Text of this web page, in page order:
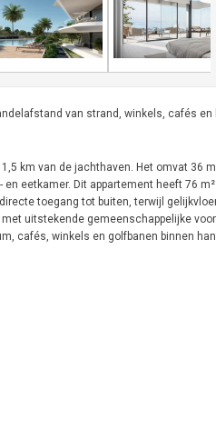
van strand, winkels, cafés en
km van de jachthaven. Het omvat 36
eetkamer. Dit appartement heeft 76
toegang tot buiten, terwijl
uitstekende gemeenschappelijke
cafés, winkels en golfbanen binnen